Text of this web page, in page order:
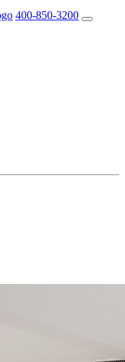
400-850-3200